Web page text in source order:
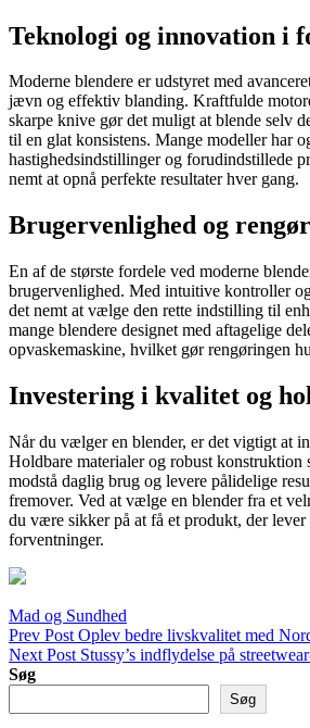
Teknologi og innovation i
Moderne blendere er udstyret med
jævn og effektiv blanding. Kraftfulde
skarpe knive gør det muligt at blende selv
til en glat konsistens. Mange modeller har
hastighedsindstillinger og forudindstillede
nemt at opnå perfekte resultater hver gang.
Brugervenlighed og
En af de største fordele ved moderne
brugervenlighed. Med intuitive kontroller
det nemt at vælge den rette indstilling til
mange blendere designet med aftagelige
opvaskemaskine, hvilket gør rengøringen
Investering i kvalitet og
Når du vælger en blender, er det vigtigt at
Holdbare materialer og robust konstruktion
modstå daglig brug og levere pålidelige
fremover. Ved at vælge en blender fra et
du være sikker på at få et produkt, der
forventninger.
Categories
Mad og Sundhed
Indlægsnavigation
Previous
Post
Prev Post Oplev bedre livskvalitet med
Next
Post
Next Post Stussy’s indflydelse på
Søg
Søg